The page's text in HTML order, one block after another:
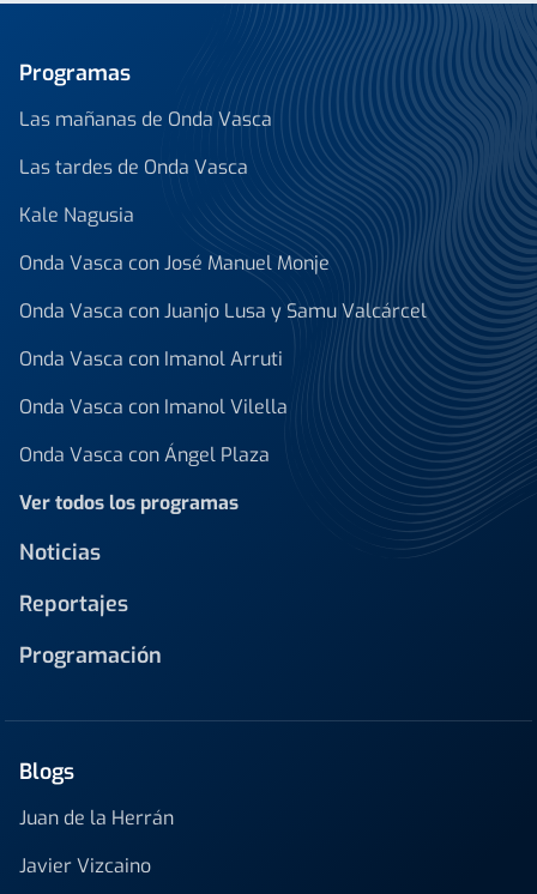
Programas
Las mañanas de Onda Vasca
Las tardes de Onda Vasca
Kale Nagusia
Onda Vasca con José Manuel Monje
Onda Vasca con Juanjo Lusa y Samu Valcárcel
Onda Vasca con Imanol Arruti
Onda Vasca con Imanol Vilella
Onda Vasca con Ángel Plaza
Ver todos los programas
Noticias
Reportajes
Programación
Blogs
Juan de la Herrán
Javier Vizcaino